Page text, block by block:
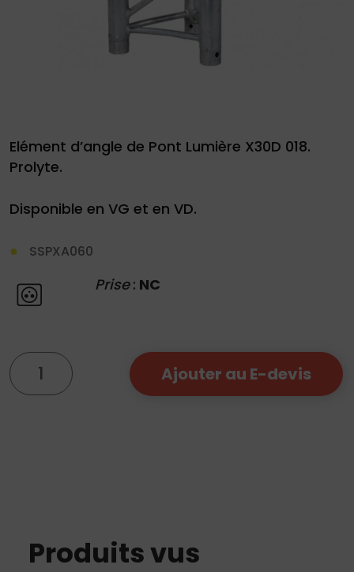
Elément d’angle de Pont Lumière X30D 018.
Prolyte.
Disponible en VG et en VD.
SSPXA060
Prise : NC
quantité
de
Ajouter au E-devis
Produits vus
de
devis
01
04
|